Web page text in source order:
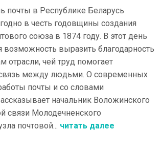
почты в Республике Беларусь
в честь годовщины создания
союза в 1874 году. В этот день
возможность выразить благодарность
отрасли, чей труд помогает
между людьми. О современных
почты и со словами
начальник Воложинского
связи Молодечненского
почтовой... читать далее